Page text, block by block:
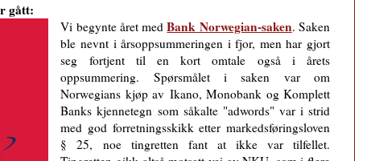
gått:
Vi begynte året medBank Norwegian-saken. Saken
ble nevnt i års­opp­summeringen i fjor, men har gjort
seg fortjent til en kort omtale også i årets
oppsummering. Spørsmålet i saken var om
Norwegians kjøp av Ikano, Monobank og Komplett
Banks kjennetegn som såkalte "adwords" var i strid
med god forretnings­skikk etter markedsføringsloven
§ 25, noe tingretten fant at ikke var tilfellet.